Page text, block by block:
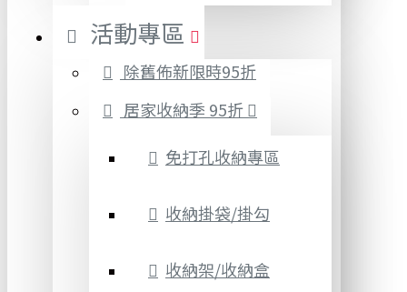
活動專區
除舊佈新限時95折
居家收納季 95折
免打孔收納專區
收納掛袋/掛勾
收納架/收納盒